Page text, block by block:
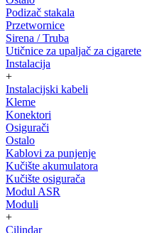
Podizač stakala
Przetwornice
Sirena / Truba
Utičnice za upaljač za cigarete
Instalacija
+
Instalacijski kabeli
Kleme
Konektori
Osigurači
Ostalo
Kablovi za punjenje
Kučište akumulatora
Kučište osigurača
Modul ASR
Moduli
+
Cilindar